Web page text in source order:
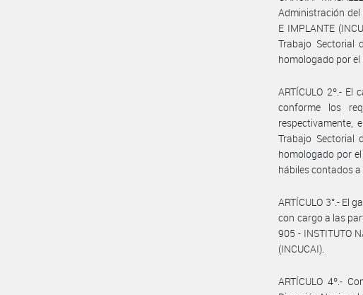
Administración del
E IMPLANTE
Trabajo Sectorial
homologado por
ARTÍCULO 2º.-
conforme los
respectivamente,
Trabajo Sectorial
homologado por el
hábiles contados
ARTÍCULO 3°.- El
con cargo a las
905 - INSTITUTO
(INCUCAI).
ARTÍCULO 4º.-